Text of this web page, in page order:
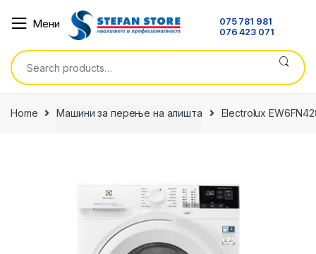
Мени
075 781 981
076 423 071
Search
for:
Home Машини за перење на алишта Electrolux